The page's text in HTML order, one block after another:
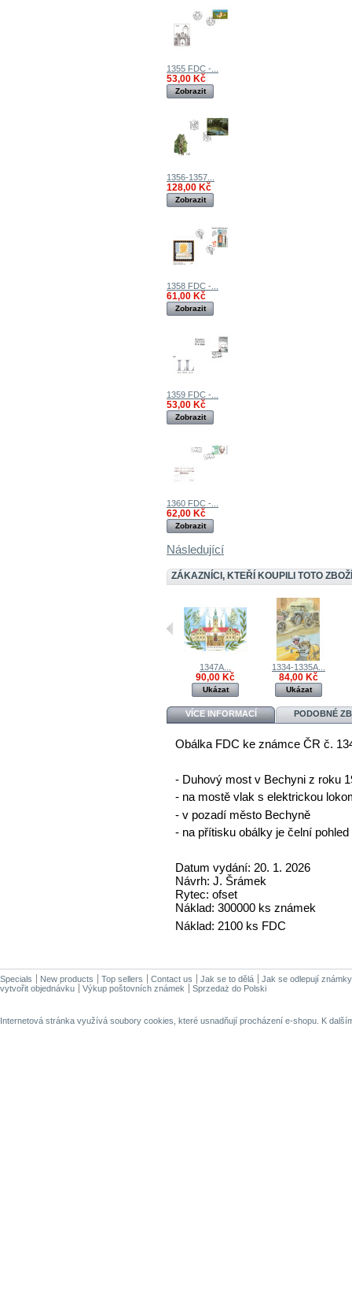
1355 FDC -...
53,00 Kč
Zobrazit
1356-1357...
128,00 Kč
Zobrazit
1358 FDC -...
61,00 Kč
Zobrazit
1359 FDC -...
53,00 Kč
Zobrazit
1360 FDC -...
62,00 Kč
Zobrazit
Následující
ZÁKAZNÍCI, KTEŘÍ KOUPILI TOTO
1347A...
90,00 Kč
Ukázat
1334-1335A...
84,00 Kč
Ukázat
VÍCE INFORMACÍ PODOBNÉ
Obálka FDC ke známce ČR č.
- Duhový most v Bechyni z roku
- na mostě vlak s elektrickou
- v pozadí město Bechyně
- na přítisku obálky je čelní
Datum vydání: 20. 1. 2026
Návrh: J. Šrámek
Rytec: ofset
Náklad: 300000 ks známek
Náklad: 2100 ks FDC
Specials New products Top sellers Contact us Jak se to dělá
Jak se odlepují známky
vytvořit objednávku
Výkup poštovních známek Sprzedaż do Polski
Internetová stránka využívá soubory cookies, které usnadňují procházení e-shopu. K